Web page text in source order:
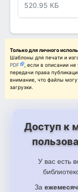
520.95 КБ
Только для личного
Шаблоны для печати и
PDF
, если в описании
передачи права
внимание, что файлы
загрузки.
Доступ к
У вас есть
За